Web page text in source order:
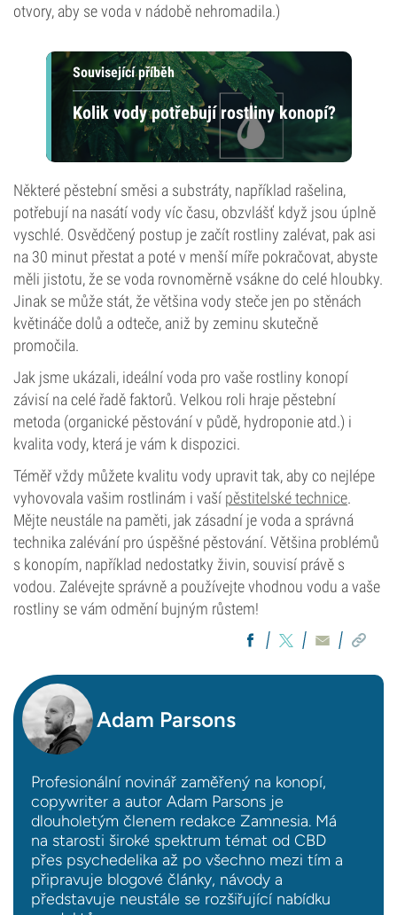
otvory, aby se voda v nádobě nehromadila.)
Související příběh
Kolik vody potřebují rostliny konopí?
Některé pěstební směsi a substráty, například rašelina,
potřebují na nasátí vody víc času, obzvlášť když jsou úplně
vyschlé. Osvědčený postup je začít rostliny zalévat, pak asi
na 30 minut přestat a poté v menší míře pokračovat, abyste
měli jistotu, že se voda rovnoměrně vsákne do celé hloubky.
Jinak se může stát, že většina vody steče jen po stěnách
květináče dolů a odteče, aniž by zeminu skutečně
promočila.
Jak jsme ukázali, ideální voda pro vaše rostliny konopí
závisí na celé řadě faktorů. Velkou roli hraje pěstební
metoda (organické pěstování v půdě, hydroponie atd.) i
kvalita vody, která je vám k dispozici.
Téměř vždy můžete kvalitu vody upravit tak, aby co nejlépe
vyhovovala vašim rostlinám i vaší pěstitelské technice.
Mějte neustále na paměti, jak zásadní je voda a správná
technika zalévání pro úspěšné pěstování. Většina problémů
s konopím, například nedostatky živin, souvisí právě s
vodou. Zalévejte správně a používejte vhodnou vodu a vaše
rostliny se vám odmění bujným růstem!
Adam Parsons
Profesionální novinář zaměřený na konopí,
copywriter a autor Adam Parsons je
dlouholetým členem redakce Zamnesia. Má
na starosti široké spektrum témat od CBD
přes psychedelika až po všechno mezi tím a
připravuje blogové články, návody a
představuje neustále se rozšiřující nabídku